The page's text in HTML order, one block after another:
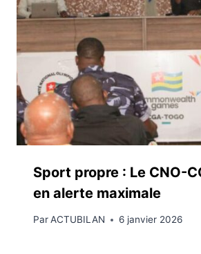
Sport propre : Le CNO-
en alerte maximale
ParACTUBILAN 6 janvier 2026